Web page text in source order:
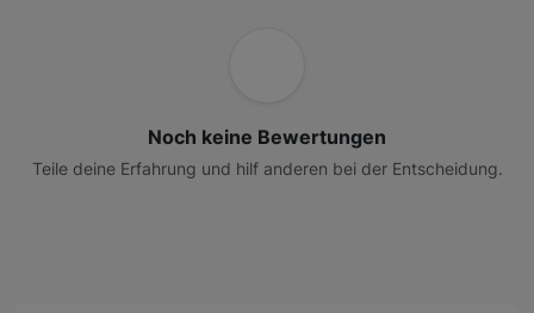
Noch keine Bewertungen
Teile deine Erfahrung und hilf anderen bei der Entscheidung.